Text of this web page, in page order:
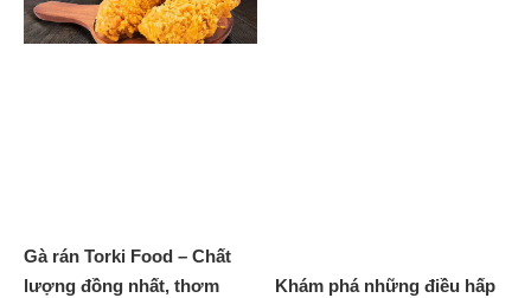
Gà rán Torki Food – Chất
lượng đồng nhất, thơm
Khám phá những điều hấp